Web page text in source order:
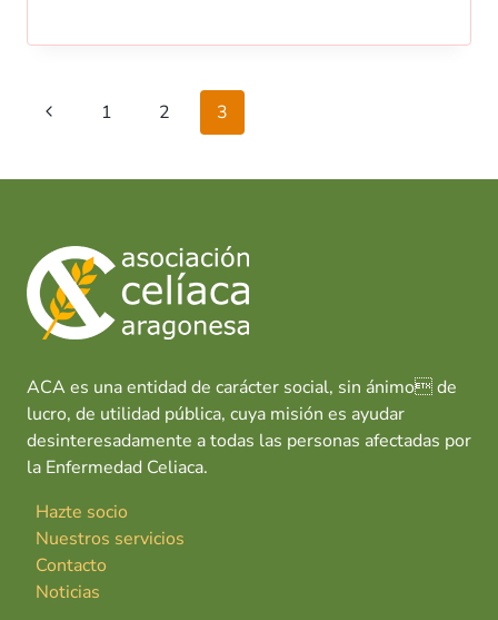
Navegación
página
Página
1 2 3
ACA es una entidad de carácter social, sin ánimo de
lucro, de utilidad pública, cuya misión es ayudar
desinteresadamente a todas las personas afectadas por
la Enfermedad Celiaca.
Hazte socio
Nuestros servicios
Contacto
Noticias